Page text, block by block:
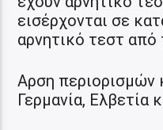
εισέρχονται σε
αρνητικό τεστ από
Αρση περιορισμών
Γερμανία, Ελβετία